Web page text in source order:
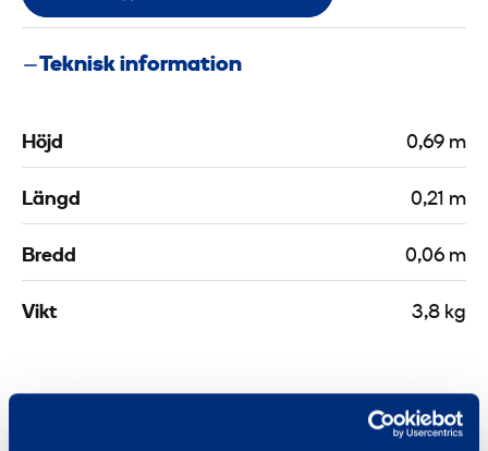
Teknisk information
Höjd 0,69 m
Längd 0,21 m
Bredd 0,06 m
Vikt 3,8 kg